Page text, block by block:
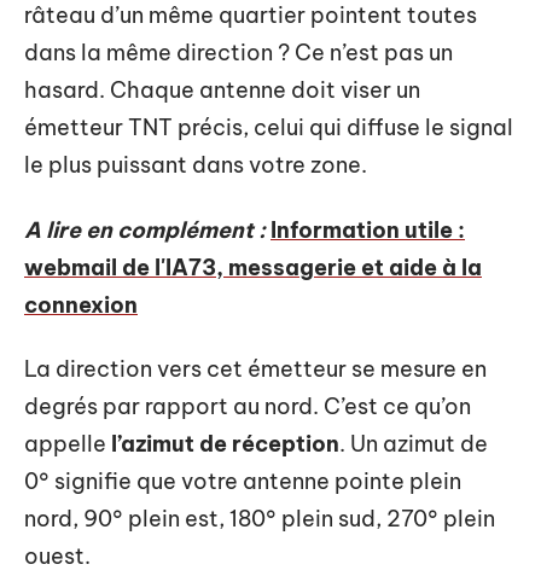
râteau d’un même quartier pointent toutes
dans la même direction ? Ce n’est pas un
hasard. Chaque antenne doit viser un
émetteur TNT précis, celui qui diffuse le signal
le plus puissant dans votre zone.
A lire en complément : Information utile :
webmail de l'IA73, messagerie et aide à la
connexion
La direction vers cet émetteur se mesure en
degrés par rapport au nord. C’est ce qu’on
appelle l’azimut de réception. Un azimut de
0° signifie que votre antenne pointe plein
nord, 90° plein est, 180° plein sud, 270° plein
ouest.